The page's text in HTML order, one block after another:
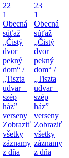
22
1
Obecná
súťaž
„Čistý
dvor –
pekný
dom“ /
„Tiszta
udvar –
szép
ház”
verseny
Zobraziť
všetky
záznamy
z dňa
23
1
Obecná
súťaž
„Čistý
dvor –
pekný
dom“ /
„Tiszta
udvar –
szép
ház”
verseny
Zobraziť
všetky
záznamy
z dňa